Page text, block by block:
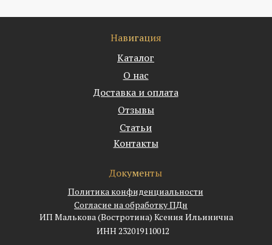
Навигация
Каталог
О нас
Доставка и оплата
ИП Малькова (Востротина) Ксения Ильинична
ИНН 232019110012
Политика конфиденциальности
Отзывы
Статьи
Контакты
Документы
Согласие на обработку ПДн